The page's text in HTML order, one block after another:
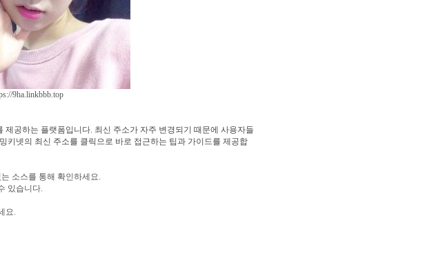
9ha.linkbbb.top
공하는 플랫폼입니다. 최신 주소가 자주 변경되기 때문에 사용자들
키넷의 최신 주소를 클릭으로 바로 접근하는 팁과 가이드를 제공합
소스를 통해 확인하세요.
있습니다.
요.